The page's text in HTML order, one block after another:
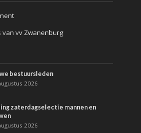
van vv Zwanenburg
bestuursleden
2026
zaterdagselectie mannen en
2026